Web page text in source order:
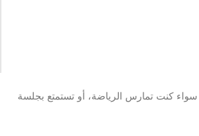
سواء كنت تمارس الرياضة، أو تستمتع بجلسة